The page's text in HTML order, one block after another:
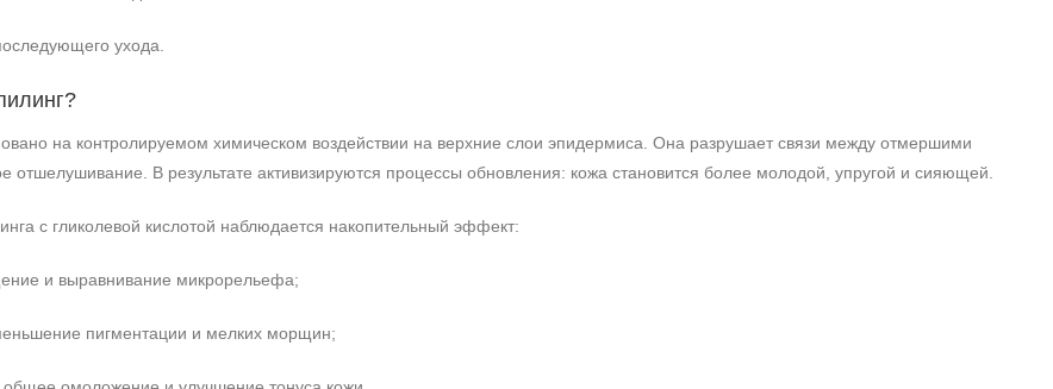
ухода.
на контролируемом химическом воздействии на верхние слои эпидермиса. Она разрушает связи между отмершими
отшелушивание. В результате активизируются процессы обновления: кожа становится более молодой, упругой и сияющей.
с гликолевой кислотой наблюдается накопительный эффект:
и выравнивание микрорельефа;
пигментации и мелких морщин;